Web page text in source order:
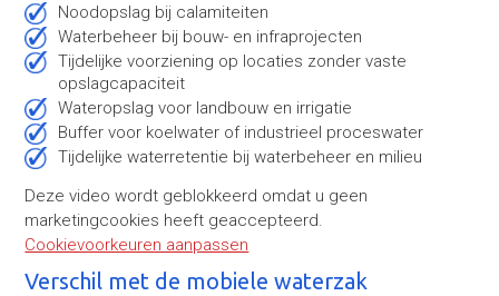
Noodopslag bij calamiteiten
Waterbeheer bij bouw- en infraprojecten
Tijdelijke voorziening op locaties zonder vaste
opslagcapaciteit
Wateropslag voor landbouw en irrigatie
Buffer voor koelwater of industrieel proceswater
Tijdelijke waterretentie bij waterbeheer en milieu
Deze video wordt geblokkeerd omdat u geen
marketingcookies heeft geaccepteerd.
Cookievoorkeuren aanpassen
Verschil met de mobiele waterzak